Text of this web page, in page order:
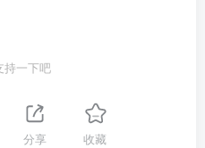
持一下吧
分享 收藏